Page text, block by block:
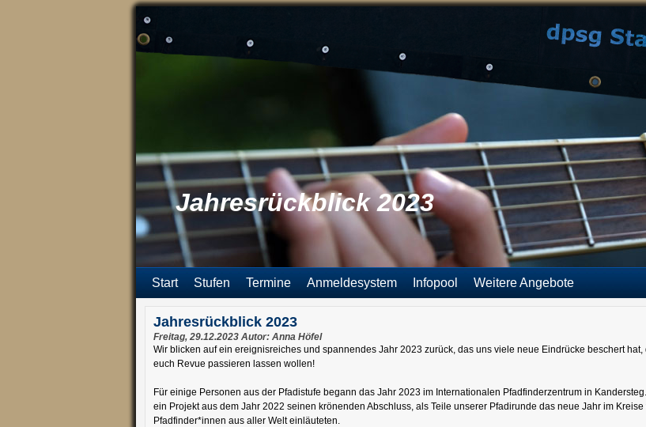
Jahresrückblick 2023
Start Stufen Termine Anmeldesystem Infopool Weitere Angebote
Jahresrückblick 2023
Freitag, 29.12.2023 Autor: Anna Höfel
Wir blicken auf ein ereignisreiches und spannendes Jahr 2023 zurück, das uns viele neue Eindrücke beschert hat,
euch Revue passieren lassen wollen!
Für einige Personen aus der Pfadistufe begann das Jahr 2023 im Internationalen Pfadfinderzentrum in
ein Projekt aus dem Jahr 2022 seinen krönenden Abschluss, als Teile unserer Pfadirunde das neue Jahr im Kreise
Pfadfinder*innen aus aller Welt einläuteten.